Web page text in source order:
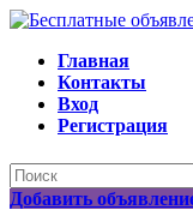
Главная
Контакты
Вход
Регистрация
Добавить